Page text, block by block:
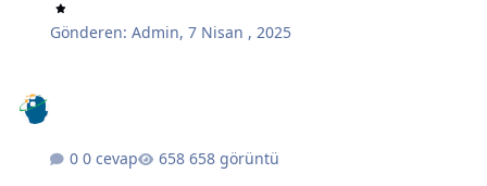
Gönderen:Admin,7 Nisan , 2025
0 cevap 658 görüntü